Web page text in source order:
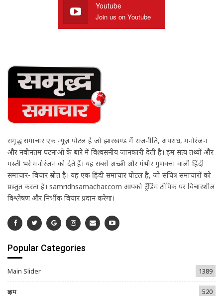
Youtube
Join us on Youtube
समृद्ध समाचार एक न्यूज़ पोर्टल है जो झारखण्ड में राजनीति, अपराध, मनोरंजन
और नवीनतम घटनाओं के बारे में विश्वसनीय जानकारी देती है। हम सत्य तथ्यों और
मस्ती भरे मनोरंजन को देते हैं। यह सबसे अच्छी और गंभीर गुणवत्ता वाली हिंदी
समाचार- विचार स्रोत है। यह एक हिंदी समाचार पोर्टल है, जो सचित्र समाचारों को
प्रस्तुत करता है। samridhsamachar.com आपको ट्रेंडिंग टॉपिक पर विचारशील
विश्लेषण और निर्भीक विचार प्रदान करेगा।
Popular Categories
Main Slider 1389
क्राइम 520